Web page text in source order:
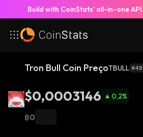
Build with CoinStats’ all-in-one API.
Tron Bull Coin PreçoTBULL
$0,0003146 0,2%
฿0